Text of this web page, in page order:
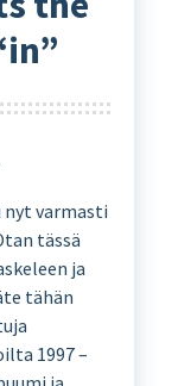
nyt varmasti
tässä
ja
tähän
1997 –